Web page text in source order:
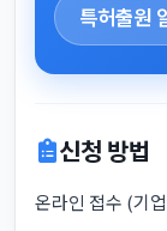
특허출원
신청 방법
온라인 접수 (기